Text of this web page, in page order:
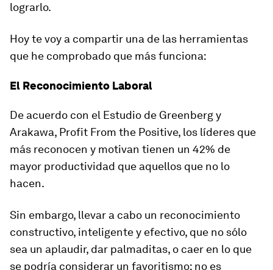
lograrlo.
Hoy te voy a compartir una de las herramientas
que he comprobado que más funciona:
El Reconocimiento Laboral
De acuerdo con el Estudio de Greenberg y
Arakawa, Profit From the Positive, los líderes que
más reconocen y motivan tienen un 42% de
mayor productividad que aquellos que no lo
hacen.
Sin embargo, llevar a cabo un reconocimiento
constructivo, inteligente y efectivo, que no sólo
sea un aplaudir, dar palmaditas, o caer en lo que
se podría considerar un favoritismo; no es